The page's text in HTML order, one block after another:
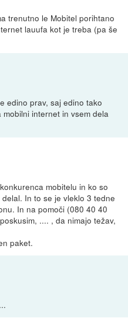
trenutno le Mobitel porihtano
lauufa kot je treba (pa še
edino prav, saj edino tako
internet in vsem dela
mobitelu in ko so
In to se je vleklo 3 tedne
In na pomoči (080 40 40
.... , da nimajo težav,
paket.